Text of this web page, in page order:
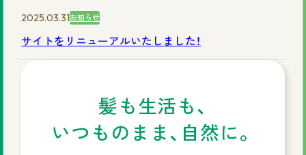
2025.03.31お知らせ
サイトをリニューアルいたしました！
髪も生活も、
いつものまま、自然に。